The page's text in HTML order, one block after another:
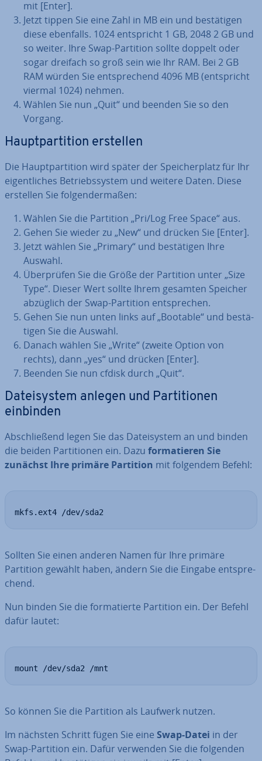
mit [Enter].
Jetzt tippen Sie eine Zahl in MB ein und be­stä­ti­gen
diese ebenfalls. 1024 ent­spricht 1 GB, 2048 2 GB und
so weiter. Ihre Swap-Partition sollte doppelt oder
sogar dreifach so groß sein wie Ihr RAM. Bei 2 GB
RAM würden Sie ent­spre­chend 4096 MB (ent­spricht
viermal 1024) nehmen.
Wählen Sie nun „Quit“ und beenden Sie so den
Vorgang.
Haupt­par­ti­ti­on erstellen
Die Haupt­par­ti­ti­on wird später der Spei­cher­platz für Ihr
ei­gent­li­ches Be­triebs­sys­tem und weitere Daten. Diese
erstellen Sie fol­gen­der­ma­ßen:
Wählen Sie die Partition „Pri/Log Free Space“ aus.
Gehen Sie wieder zu „New“ und drücken Sie [Enter].
Jetzt wählen Sie „Primary“ und be­stä­ti­gen Ihre
Auswahl.
Über­prü­fen Sie die Größe der Partition unter „Size
Type“. Dieser Wert sollte Ihrem gesamten Speicher
abzüglich der Swap-Partition ent­spre­chen.
Gehen Sie nun unten links auf „Bootable“ und be­stä­
ti­gen Sie die Auswahl.
Danach wählen Sie „Write“ (zweite Option von
rechts), dann „yes“ und drücken [Enter].
Beenden Sie nun cfdisk durch „Quit“.
Da­tei­sys­tem anlegen und Par­ti­tio­nen
einbinden
Ab­schlie­ßend legen Sie das Da­tei­sys­tem an und binden
die beiden Par­ti­tio­nen ein. Dazu for­ma­tie­ren Sie
zunächst Ihre primäre Partition mit folgendem Befehl:
mkfs.ext4 /dev/sda2
Sollten Sie einen anderen Namen für Ihre primäre
Partition gewählt haben, ändern Sie die Eingabe ent­spre­
chend.
Nun binden Sie die for­ma­tier­te Partition ein. Der Befehl
dafür lautet:
mount /dev/sda2 /mnt
So können Sie die Partition als Laufwerk nutzen.
Im nächsten Schritt fügen Sie eine Swap-Datei in der
Swap-Partition ein. Dafür verwenden Sie die folgenden